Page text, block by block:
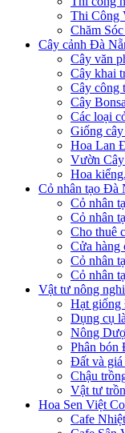
Thi Công
Chăm
Cây cảnh Đà
Cây văn
Cây khai
Cây công
Cây
Các loại
Giống
Hoa Lan
Vườn
Hoa
Cỏ nhân tạo Đà
Cỏ nhân
Cỏ nhân
Cho thuê
Cửa hàng
Cỏ nhân
Cỏ nhân
Vật tư nông
Hạt
Dụng cụ
Nông
Phân bón
Đất và giá
Chậu
Vật tư
Hoa Sen Việt
Cafe